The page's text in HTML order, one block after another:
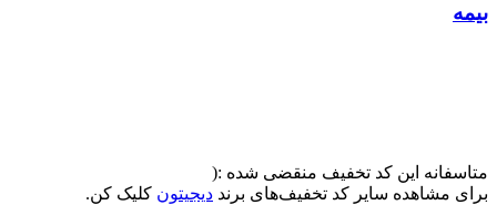
بیمه
متاسفانه این کد تخفیف منقضی شده :(
برای مشاهده سایر کد تخفیف‌های برند دیجیتون کلیک کن.